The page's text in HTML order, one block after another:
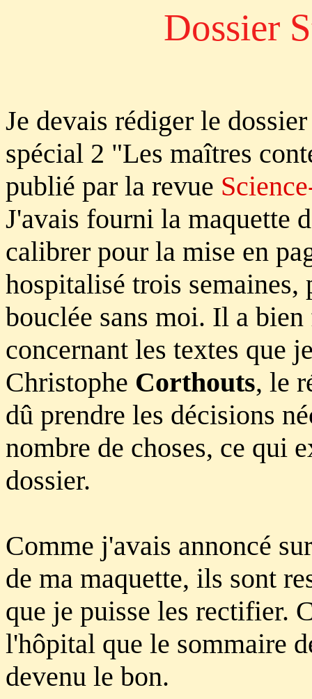
Dossier
Je devais rédiger le
spécial 2 "Les maîtres
publié par la revue
J'avais fourni la maquette
calibrer pour la mise en
hospitalisé trois semaines,
bouclée sans moi. Il a
concernant les textes que
Christophe Corthouts, le
dû prendre les décisions
nombre de choses, ce qui
dossier.
Comme j'avais annoncé
de ma maquette, ils sont
que je puisse les rectifier.
l'hôpital que le sommaire
devenu le bon.